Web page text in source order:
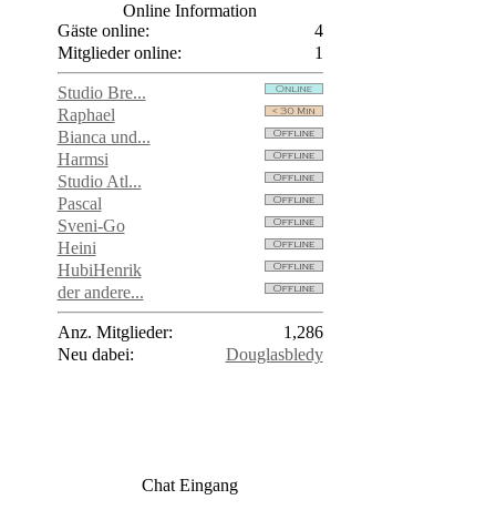
Online Information
Gäste online:
4
Mitglieder online:
1
Studio Bre...
Raphael
Bianca und...
Harmsi
Studio Atl...
Pascal
Sveni-Go
Heini
HubiHenrik
der andere...
Anz. Mitglieder:
1,286
Neu dabei:
Douglasbledy
Chat Eingang